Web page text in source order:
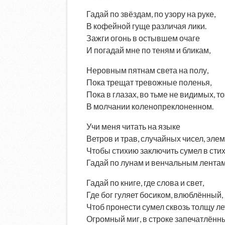
Гадай по звёздам, по узору на руке,
В кофейной гуще различая лики.
Зажги огонь в остывшем очаге
И погадай мне по теням и бликам,
Неровным пятнам света на полу,
Пока трещат тревожные поленья,
Пока в глазах, во тьме не видимых,
В молчании коленопреклоненном.
Учи меня читать на языке
Ветров и трав, случайных чисел,
Чтобы стихию заключить сумел в
Гадай по лунам и венчальным
Гадай по книге, где слова и свет,
Где бог гуляет босиком, влюблённый,
Чтоб пронести сумел сквозь толщу
Огромный миг, в строке